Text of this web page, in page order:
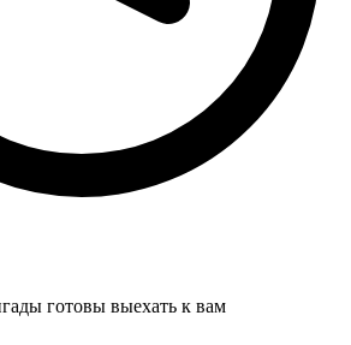
готовы выехать к вам